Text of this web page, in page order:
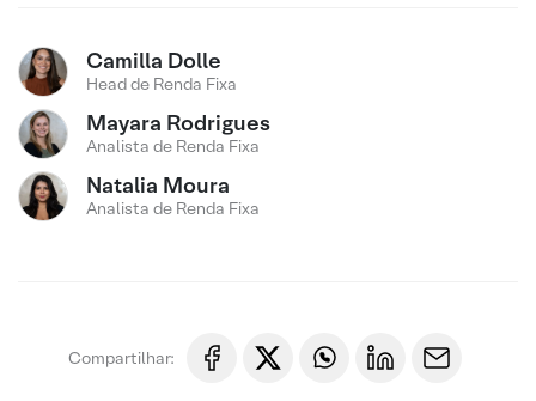
Camilla Dolle
Head de Renda Fixa
Mayara Rodrigues
Analista de Renda Fixa
Natalia Moura
Analista de Renda Fixa
Compartilhar: